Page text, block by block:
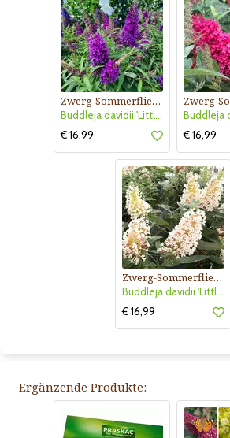
Zwerg-Sommerflieder
Buddleja davidii 'Little Purple'
€ 16,99
€ 16,99
Zwerg-Sommerflieder
Buddleja davidii 'Little White'
€ 16,99
Ergänzende Produkte: